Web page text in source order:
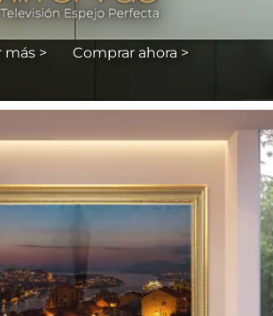
más > Comprar ahora >